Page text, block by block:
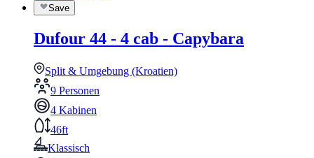
Save
Dufour 44 - 4 cab - Capybara
Split & Umgebung (Kroatien)
9 Personen
4 Kabinen
46ft
Klassisch